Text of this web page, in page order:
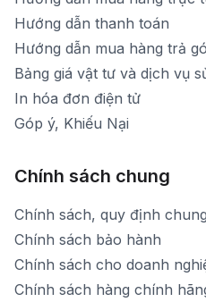
Hướng dẫn thanh toán
Hướng dẫn mua hàng trả
Bảng giá vật tư và dịch vụ
In hóa đơn điện tử
Góp ý, Khiếu Nại
Chính sách chung
Chính sách, quy định chung
Chính sách bảo hành
Chính sách cho doanh
Chính sách hàng chính